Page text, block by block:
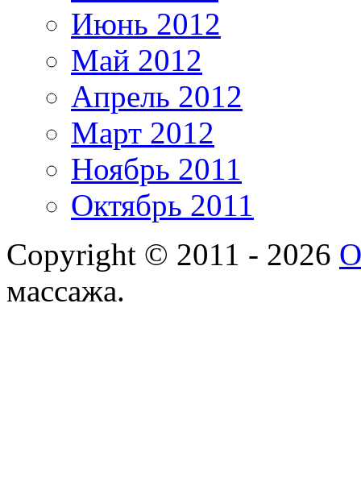
Июнь 2012
Май 2012
Апрель 2012
Март 2012
Ноябрь 2011
Октябрь 2011
Copyright © 2011 - 2026
массажа.